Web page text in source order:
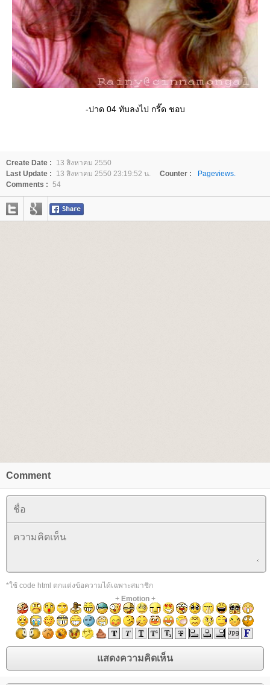
-ปาด 04 ทับลงไป กรี๊ด ชอบ
Create Date :
13 สิงหาคม 2550
Last Update :
13 สิงหาคม 2550 23:19:52 น. Counter :
Pageviews.
Comments : 54
Comment
*ใช้ code html ตกแต่งข้อความได้เฉพาะสมาชิก
+ Emotion+